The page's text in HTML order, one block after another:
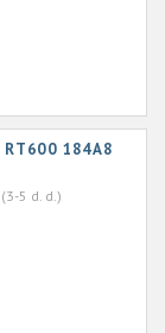
184A8
(3-5 d. d.)